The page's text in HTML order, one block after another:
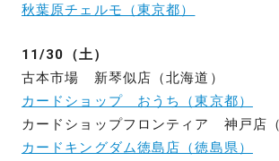
秋葉原チェルモ（東京都）
11/30（土）
古本市場 新琴似店（北海道）
カードショップ おうち（東京都）
カードショップフロンティア 神戸店（
カードキングダム徳島店（徳島県）